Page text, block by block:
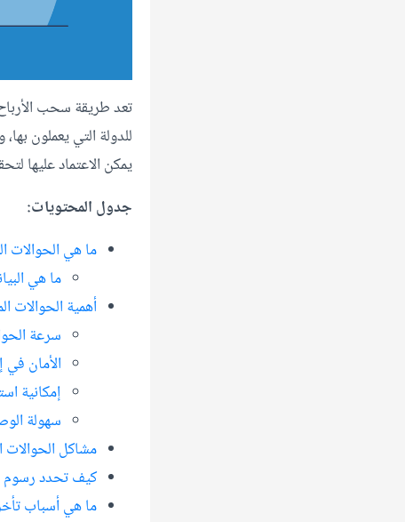
تعد طريقة سحب
للدولة التي يعملون
يمكن الاعتماد عليها
جدول المحتويات:
ما هي الحوالات
ما هي
أهمية الحوالات
سرعة
الأمان في
إمكانية
سهولة
مشاكل الحوالات
كيف تحدد رسوم
ما هي أسباب